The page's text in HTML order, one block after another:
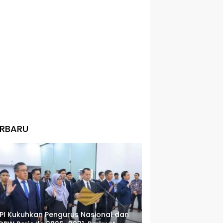
Kukuhkan Pengurus Nasional dan